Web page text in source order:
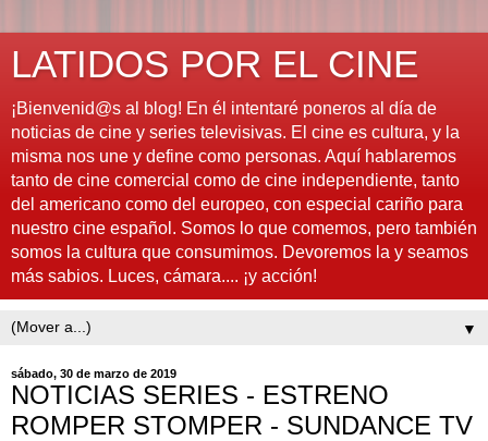
LATIDOS POR EL CINE
¡Bienvenid@s al blog! En él intentaré poneros al día de
noticias de cine y series televisivas. El cine es cultura, y la
misma nos une y define como personas. Aquí hablaremos
tanto de cine comercial como de cine independiente, tanto
del americano como del europeo, con especial cariño para
nuestro cine español. Somos lo que comemos, pero también
somos la cultura que consumimos. Devoremos la y seamos
más sabios. Luces, cámara.... ¡y acción!
▼
sábado, 30 de marzo de 2019
NOTICIAS SERIES - ESTRENO
ROMPER STOMPER - SUNDANCE TV